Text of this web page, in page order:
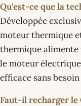
Qu'est-ce que la
Développée
moteur thermique
thermique
le moteur
efficace sans
Faut-il recharger le